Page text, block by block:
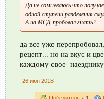
Да не сомневаюсь что
одной ступени разделения
А на МСД пробовал гнать?
да все уже
рецепт... но на вкус и
каждому свое -
26 июн 2018